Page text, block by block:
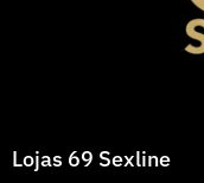
Lojas 69 Sexline